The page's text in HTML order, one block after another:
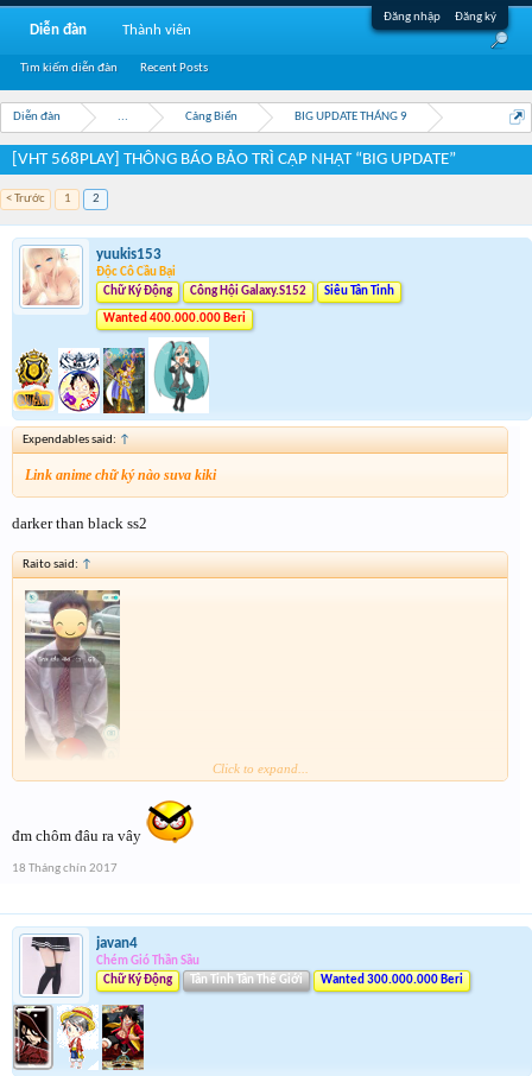
Đăng nhập Đăng ký
Diễn đàn ... Cảng Biển BIG UPDATE THÁNG 9
[VHT 568PLAY] THÔNG BÁO BẢO TRÌ CẬP NHẬT “BIG UPDATE”
< Trước 1 2
yuukis153
Độc Cô Cầu Bại
Chữ Ký Động
Công Hội Galaxy.S152 Siêu Tân Tinh
Wanted 400.000.000 Beri
Expendables said: ↑
Link anime chữ ký nào suva kiki
darker than black ss2
Raito said: ↑
Click to expand...
đm chôm đâu ra vây
18 Tháng chín 2017
javan4
Chém Gió Thần Sầu
Chữ Ký Động
Tân Tinh Tân Thế Giới Wanted 300.000.000 Beri
Diễn đàn
Tìm kiếm diễn đàn Recent Posts
Thành viên